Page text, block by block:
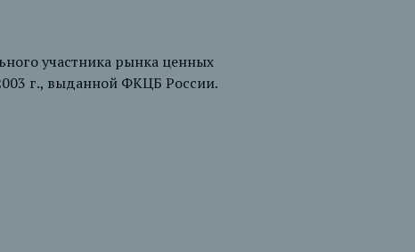
участника рынка ценных
г., выданной ФКЦБ России.